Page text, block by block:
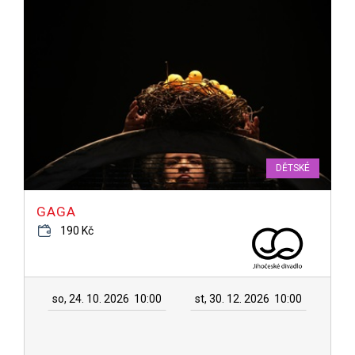
DĚTSKÉ
GAGA
190 Kč
so, 24. 10. 2026 10:00 st, 30. 12. 2026 10:00